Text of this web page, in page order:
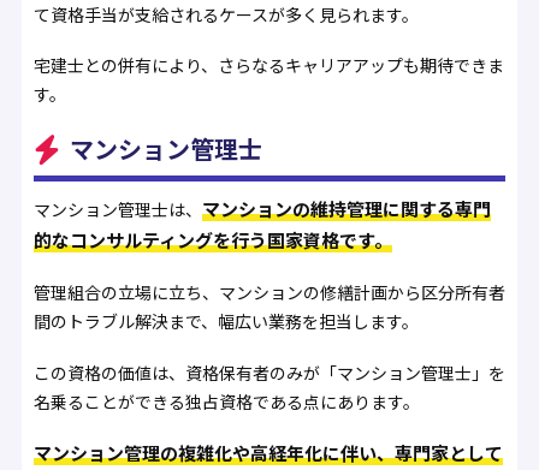
て資格手当が支給されるケースが多く見られます。
宅建士との併有により、さらなるキャリアアップも期待できま
す。
マンション管理士
マンション管理士は、 マンションの維持管理に関する専門
的なコンサルティングを行う国家資格です。
管理組合の立場に立ち、マンションの修繕計画から区分所有者
間のトラブル解決まで、幅広い業務を担当します。
この資格の価値は、資格保有者のみが「マンション管理士」を
名乗ることができる独占資格である点にあります。
マンション管理の複雑化や高経年化に伴い、専門家として